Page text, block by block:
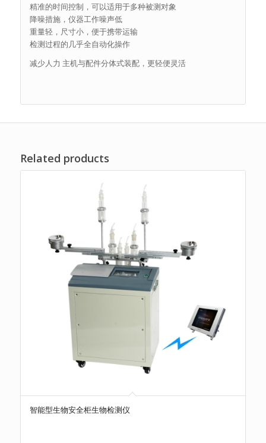
精准的时间控制，可以适用于多种被测对象
降噪措施，仪器工作噪声低
重量轻，尺寸小，便于携带运输
检测过程的几乎全自动化操作
减少人力 主机与配件分体式装配，更轻便灵活
Related products
智能型生物安全柜生物检测仪